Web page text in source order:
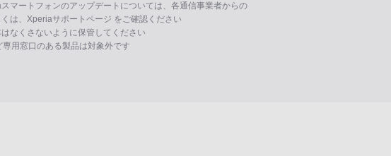
マートフォンのアップデートについては、各通信事業者からの
は、Xperiaサポートページ をご確認ください
なくさないように保管してください
用窓口のある製品は対象外です